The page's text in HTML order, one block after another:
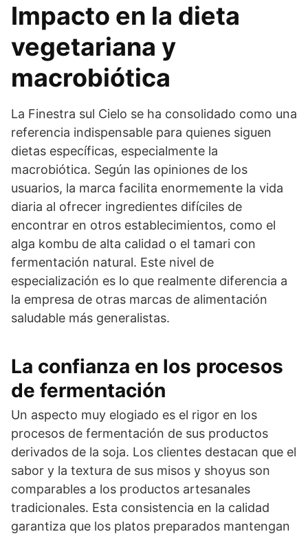
Impacto en la dieta
vegetariana y
macrobiótica
La Finestra sul Cielo se ha consolidado como una
referencia indispensable para quienes siguen
dietas específicas, especialmente la
macrobiótica. Según las opiniones de los
usuarios, la marca facilita enormemente la vida
diaria al ofrecer ingredientes difíciles de
encontrar en otros establecimientos, como el
alga kombu de alta calidad o el tamari con
fermentación natural. Este nivel de
especialización es lo que realmente diferencia a
la empresa de otras marcas de alimentación
saludable más generalistas.
La confianza en los procesos
de fermentación
Un aspecto muy elogiado es el rigor en los
procesos de fermentación de sus productos
derivados de la soja. Los clientes destacan que el
sabor y la textura de sus misos y shoyus son
comparables a los productos artesanales
tradicionales. Esta consistencia en la calidad
garantiza que los platos preparados mantengan